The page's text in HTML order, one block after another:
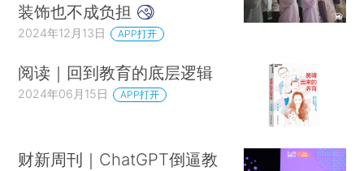
装饰也不成负担
2024年12月13日 APP打开
阅读｜回到教育的底层逻辑
2024年06月15日 APP打开
财新周刊｜ChatGPT倒逼教